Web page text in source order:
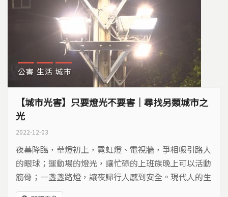
公害 生活 城市
【城市光害】只要燈光不要害｜尋找另類城市之
光
2022-12-03
夜幕降臨，華燈初上，霓虹燈、電視牆，爭相吸引路人
的眼球；運動場的燈光，讓忙碌的上班族晚上可以活動
筋骨；一盞盞路燈，讓夜歸行人感到安全。現代人的生
活，已經不能沒有光，但有時光太多或設計不良，就可